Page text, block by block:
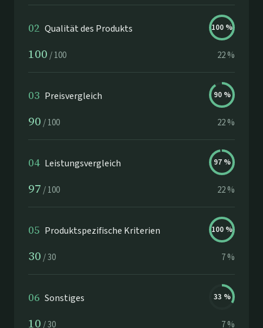
02 Qualität des Produkts 100 %
100 /100 22%
03 Preisvergleich 90%
90 /100 22%
04 Leistungsvergleich 97%
97 /100 22%
05 Produktspezifische Kriterien 100 %
30 /30 7%
06 Sonstiges 33 %
10 /30 7%